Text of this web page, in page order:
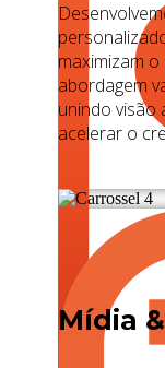
maximizam
abordagem
unindo visão
acelerar o
Mídia